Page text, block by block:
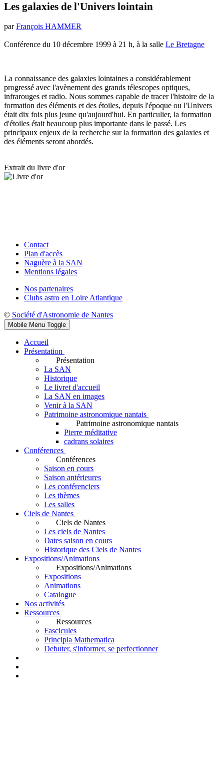
Les galaxies de l'Univers lointain
parFrançois HAMMER
Conférence du 10 décembre 1999 à 21 h, à la salle Le Bretagne
La connaissance des galaxies lointaines a considérablement
progressé avec l'avènement des grands télescopes optiques,
infrarouges et radio. Nous sommes capable de tracer l'histoire de la
formation des éléments et des étoiles, depuis l'époque ou l'Univers
était dix fois plus jeune qu'aujourd'hui. En particulier, la formation
d'étoiles était beaucoup plus importante dans le passé. Les
principaux enjeux de la recherche sur la formation des galaxies et
des éléments seront abordés.
Extrait du livre d'or
Contact
Plan d'accès
Naguère à la SAN
Mentions légales
Nos partenaires
Clubs astro en Loire Atlantique
© Société d'Astronomie de Nantes
Mobile Menu Toggle
Accueil
Présentation
Présentation
La SAN
Historique
Le livret d'accueil
La SAN en images
Venir à la SAN
Patrimoine astronomique nantais
Patrimoine astronomique nantais
Pierre méditative
cadrans solaires
Conférences
Conférences
Saison en cours
Saison antérieures
Les conférenciers
Les thèmes
Les salles
Ciels de Nantes
Ciels de Nantes
Les ciels de Nantes
Dates saison en cours
Historique des Ciels de Nantes
Expositions/Animations
Expositions/Animations
Expositions
Animations
Catalogue
Nos activités
Ressources
Ressources
Fascicules
Principia Mathematica
Debuter, s'informer, se perfectionner